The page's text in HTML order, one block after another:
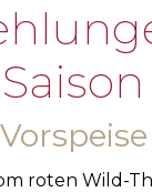
Saison
Vorspeise
roten Wild-